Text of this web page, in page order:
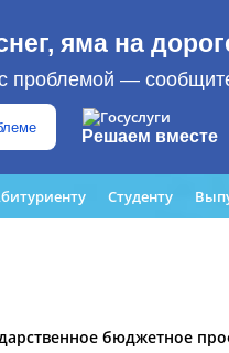
яма на
проблемой —
Решаем вместе
Студенту
бюджетное